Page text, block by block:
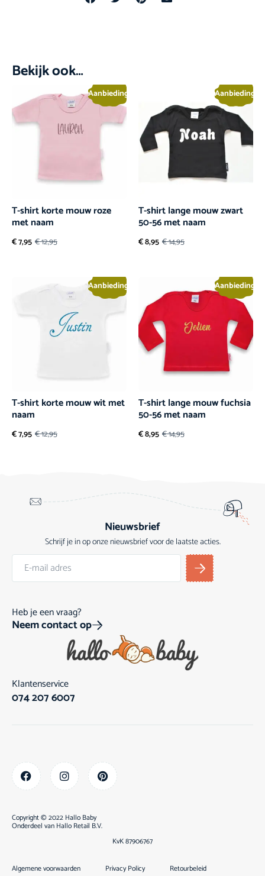
Bekijk ook…
Aanbieding!
T-shirt korte mouw roze
met naam
€12,95
€7,95
Aanbieding!
T-shirt lange mouw zwart
50-56 met naam
€14,95
€8,95
Aanbieding!
T-shirt korte mouw wit met
naam
€12,95
€7,95
Aanbieding!
T-shirt lange mouw fuchsia
50-56 met naam
€14,95
€8,95
Nieuwsbrief
Schrijf je in op onze nieuwsbrief voor de laatste acties.
Heb je een vraag?
Neem contact op
Klantenservice
074 207 6007
Copyright © 2022 Hallo Baby
Onderdeel van Hallo Retail B.V.
KvK 87906767
Algemene voorwaarden Privacy Policy Retourbeleid